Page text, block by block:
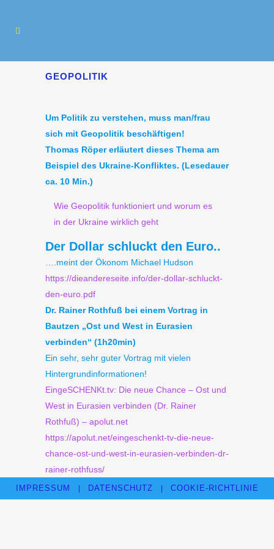
GEOPOLITIK
Um Politik zu verstehen, muss man/frau
sich mit Geopolitik beschäftigen!
Thomas Röper erläutert dieses Thema am
Beispiel des Ukraine-Konfliktes. (Lesedauer
ca. 10 Min.)
Wie Geopolitik funktioniert und worum es
in der Ukraine wirklich geht
Der Dollar schluckt den Euro..
….meint der Ökonom Michael Hudson
https://dieandereseite.info/der-dollar-schluckt-
den-euro.pdf
Dr. Rainer Rothfuß bei einem Vortrag in
Bautzen „Ost und West in Eurasien
verbinden“ (1h20min)
Ein sehr, sehr guter Vortrag mit vielen
Hintergrundinformationen!
EingeSCHENKt.tv: Die neue Chance – Ost und
West in Eurasien verbinden (Dr. Rainer
Rothfuß) – apolut.net
https://apolut.net/eingeschenkt-tv-die-neue-
chance-ost-und-west-in-eurasien-verbinden-dr-
rainer-rothfuss/
IMPRESSUM DATENSCHUTZ COOKIE-RICHTLINIE